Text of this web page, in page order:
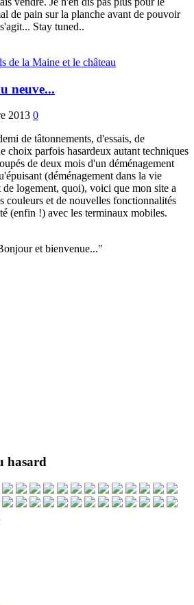
de pain sur la planche avant de pouvoir
Stay tuned..
neuve...
2013 0
de tâtonnements, d'essais, de
choix parfois hasardeux autant techniques
de deux mois d'un déménagement
(déménagement dans la vie
de logement, quoi), voici que mon site a
couleurs et de nouvelles fonctionnalités
(enfin !) avec les terminaux mobiles.
et bienvenue..."
hasard